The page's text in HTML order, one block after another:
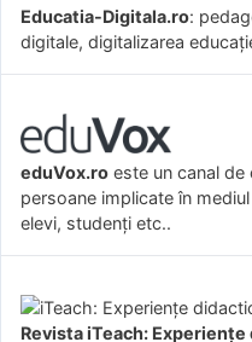
Educatia-Digitala.ro:
digitale, digitalizarea
eduVox.ro este un canal
persoane implicate în
elevi, studenți etc..
Revista iTeach: Experienţe